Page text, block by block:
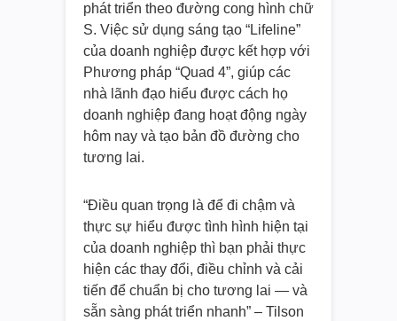
phát triển theo đường cong hình chữ
S. Việc sử dụng sáng tạo “Lifeline”
của doanh nghiệp được kết hợp với
Phương pháp “Quad 4”, giúp các
nhà lãnh đạo hiểu được cách họ
doanh nghiệp đang hoạt động ngày
hôm nay và tạo bản đồ đường cho
tương lai.
“Điều quan trọng là để đi chậm và
thực sự hiểu được tình hình hiện tại
của doanh nghiệp thì bạn phải thực
hiện các thay đổi, điều chỉnh và cải
tiến để chuẩn bị cho tương lai ― và
sẵn sàng phát triển nhanh” – Tilson